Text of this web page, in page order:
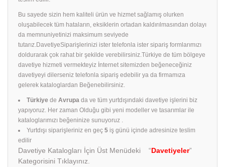
Bu sayede sizin hem kaliteli ürün ve hizmet sağlamış olurken
oluşabilecek tüm hataların, eksiklerin ortadan kaldırılmasından dolayı
da memnuniyetinizi maksimum seviyede
tutarız.DavetiyeSiparişlerinizi ister telefonla ister sipariş formlarımızı
doldurarak çok rahat bir şekilde verebilirsiniz.Türkiye de tüm bölgeye
davetiye hizmeti vermekteyiz İnternet sitemizden beğeneceğiniz
davetiyeyi dilerseniz telefonla sipariş edebilir ya da firmamıza
gelerek kataloglardan Beğenebilirsiniz.
Türkiye de Avrupa da ve tüm yurtdışındaki davetiye işlerini biz
yapıyoruz. Her zaman Olduğu gibi yeni modeller ve tasarımlar ile
kataloglarımızı beğeninize sunuyoruz .
Yurtdışı siparişleriniz en geç 5 iş günü içinde adresinize teslim
edilir
Davetiye Katalogları İçin Üst Menüdeki “Davetiyeler”
Kategorisini Tıklayınız.